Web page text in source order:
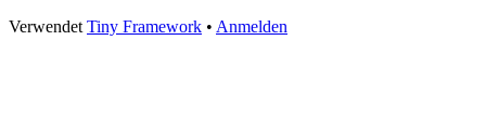
Footer
Verwendet Tiny Framework • Anmelden